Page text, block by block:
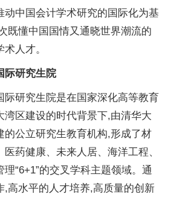
动中国会计学术研究的国际化为基
既懂中国国情又通晓世界潮流的
人才。
际研究生院
际研究生院是在国家深化高等教育
湾区建设的时代背景下,由清华大
的公立研究生教育机构,形成了材
药健康、未来人居、海洋工程、
“6+1”的交叉学科主题领域。通
,高水平的人才培养,高质量的创新